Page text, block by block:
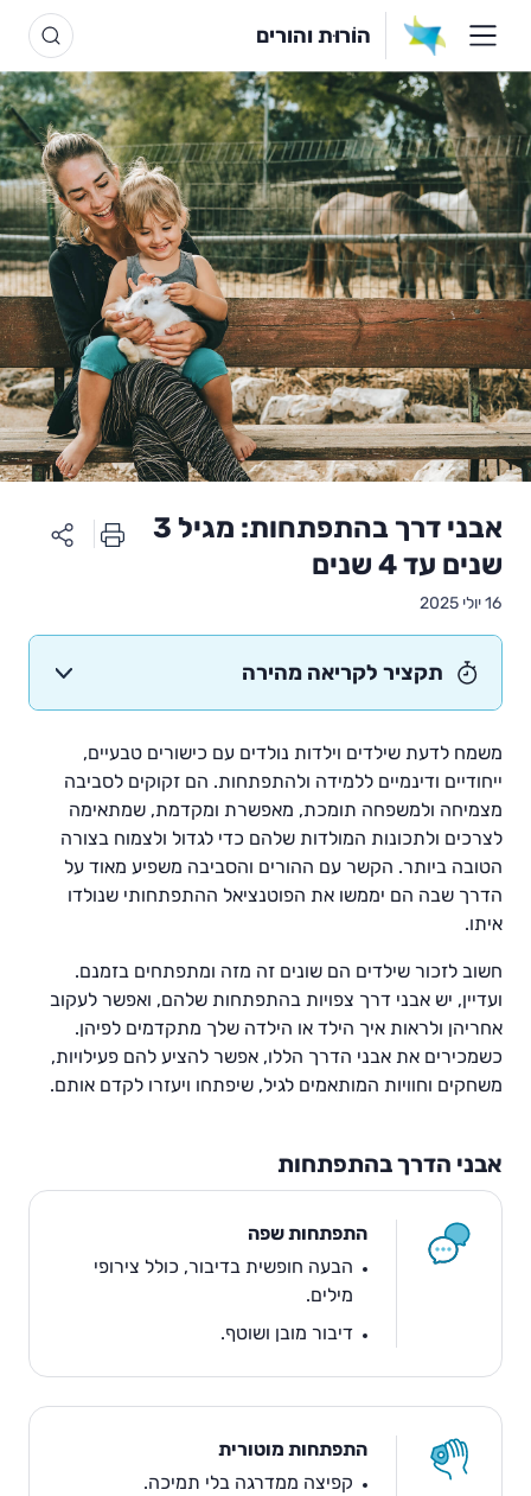
הוֹרוּת והורים
אבני דרך בהתפתחות: מגיל 3
שנים עד 4 שנים
16 יולי 2025
תקציר לקריאה מהירה
משמח לדעת שילדים וילדות נולדים עם כישורים טבעיים,
ייחודיים ודינמיים ללמידה ולהתפתחות. הם זקוקים לסביבה
מצמיחה ולמשפחה תומכת, מאפשרת ומקדמת, שמתאימה
לצרכים ולתכונות המולדות שלהם כדי לגדול ולצמוח בצורה
הטובה ביותר. הקשר עם ההורים והסביבה משפיע מאוד על
הדרך שבה הם יממשו את הפוטנציאל ההתפתחותי שנולדו
איתו.
חשוב לזכור שילדים הם שונים זה מזה ומתפתחים בזמנם.
ועדיין, יש אבני דרך צפויות בהתפתחות שלהם, ואפשר לעקוב
אחריהן ולראות איך הילד או הילדה שלך מתקדמים לפיהן.
כשמכירים את אבני הדרך הללו, אפשר להציע להם פעילויות,
משחקים וחוויות המותאמים לגיל, שיפתחו ויעזרו לקדם אותם.
אבני הדרך בהתפתחות
התפתחות שפה
הבעה חופשית בדיבור, כולל צירופי
מילים.
דיבור מובן ושוטף.
התפתחות מוטורית
קפיצה ממדרגה בלי תמיכה.